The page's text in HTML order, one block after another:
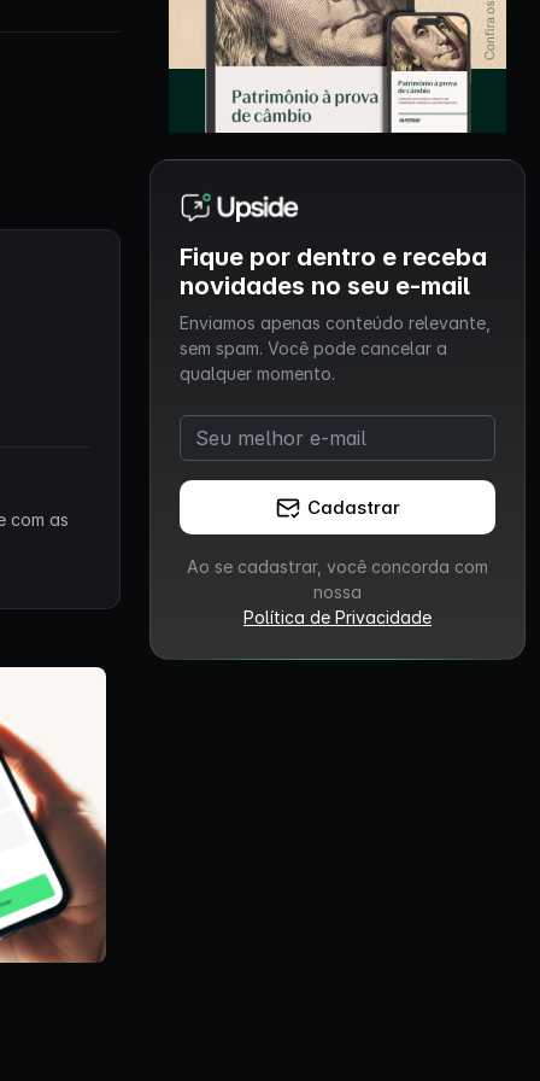
com as
Fique por dentro e receba
novidades no seu e-mail
Enviamos apenas conteúdo relevante,
sem spam. Você pode cancelar a
qualquer momento.
Cadastrar
Ao se cadastrar, você concorda com
nossa
Política de Privacidade